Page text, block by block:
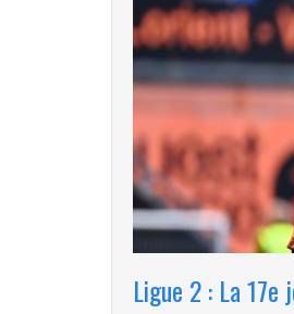
Ligue 2 : La 17e